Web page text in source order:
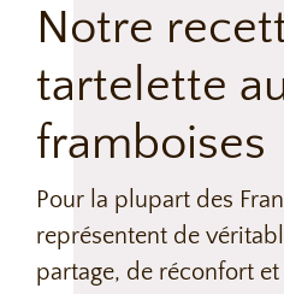
Notre
tartelette
framboises
Pour la plupart des
représentent de
partage, de réconfort